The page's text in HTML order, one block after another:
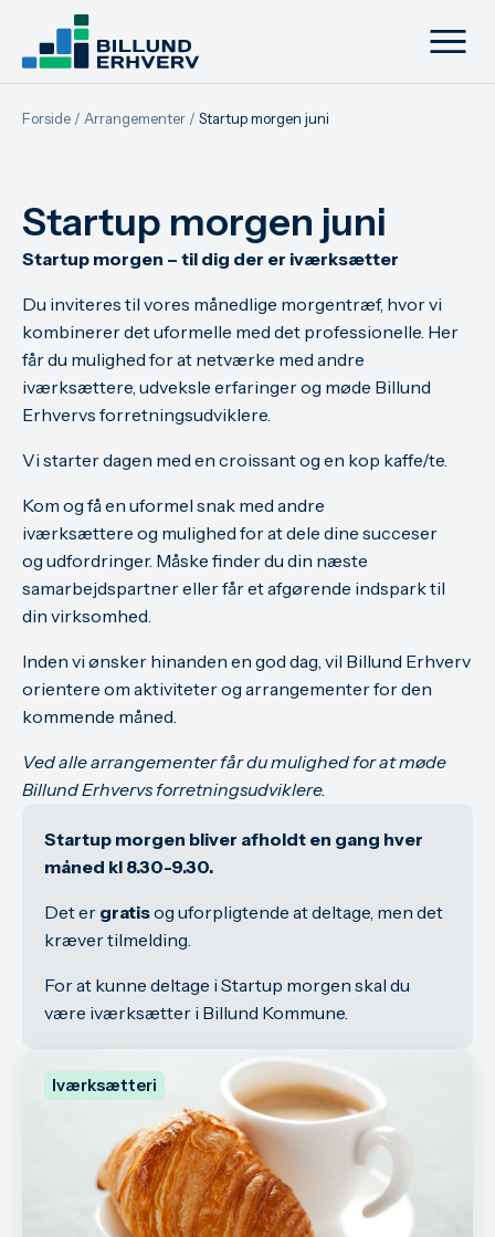
Forside / Arrangementer / Startup morgen juni
Startup morgen juni
Startup morgen – til dig der er iværksætter
Du inviteres til vores månedlige morgentræf, hvor vi
kombinerer det uformelle med det professionelle. Her
får du mulighed for at netværke med andre
iværksættere, udveksle erfaringer og møde Billund
Erhvervs forretningsudviklere.
Vi starter dagen med en croissant og en kop kaffe/te.
Kom og få en uformel snak med andre
iværksættere og mulighed for at dele dine succeser
og udfordringer. Måske finder du din næste
samarbejdspartner eller får et afgørende indspark til
din virksomhed.
Inden vi ønsker hinanden en god dag, vil Billund Erhverv
orientere om aktiviteter og arrangementer for den
kommende måned.
Ved alle arrangementer får du mulighed for at møde
Billund Erhvervs forretningsudviklere.
Startup morgen bliver afholdt en gang hver
måned kl 8.30-9.30.
Det er gratisog uforpligtende at deltage, men det
kræver tilmelding.
For at kunne deltage i Startup morgen skal du
være iværksætter i Billund Kommune.
Iværksætteri